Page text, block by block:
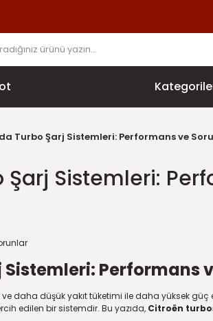
Turbo Şarj Sistemleri: Performans ve
Şarj Sistemleri:
Sistemleri: Performans
daha düşük yakıt tüketimi ile daha yüksek
edilen bir sistemdir. Bu yazıda, Citroën